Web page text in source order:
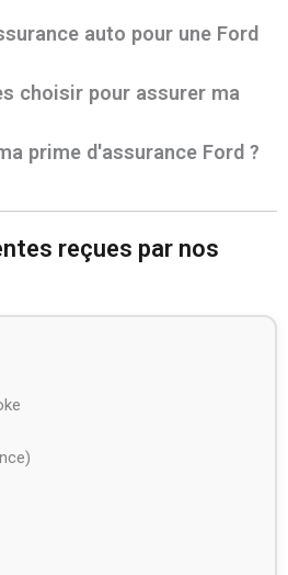
auto pour une Ford
choisir pour assurer ma
prime d'assurance Ford ?
reçues par nos